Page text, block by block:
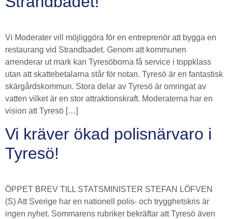
Vi Moderater vill möjliggöra för en entreprenör att bygga en
restaurang vid Strandbadet. Genom att kommunen
arrenderar ut mark kan Tyresöborna få service i toppklass
utan att skattebetalarna står för notan. Tyresö är en fantastisk
skärgårdskommun. Stora delar av Tyresö är omringat av
vatten vilket är en stor attraktionskraft. Moderaterna har en
vision att Tyresö […]
Vi kräver ökad polisnärvaro i
Tyresö!
ÖPPET BREV TILL STATSMINISTER STEFAN LÖFVEN
(S) Att Sverige har en nationell polis- och trygghetskris är
ingen nyhet. Sommarens rubriker bekräftar att Tyresö även